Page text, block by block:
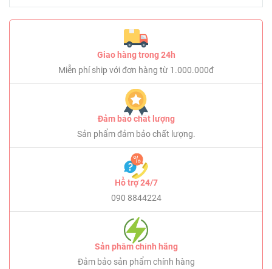
Giao hàng trong 24h
Miễn phí ship với đơn hàng từ 1.000.000đ
Đảm bảo chất lượng
Sản phẩm đảm bảo chất lượng.
Hỗ trợ 24/7
090 8844224
Sản phẩm chính hãng
Đảm bảo sản phẩm chính hàng